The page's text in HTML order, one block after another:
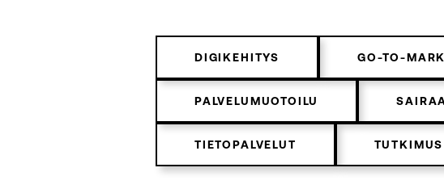
DIGIKEHITYS GO-TO-
PALVELUMUOTOILU
TIETOPALVELUT TUTKIMUS